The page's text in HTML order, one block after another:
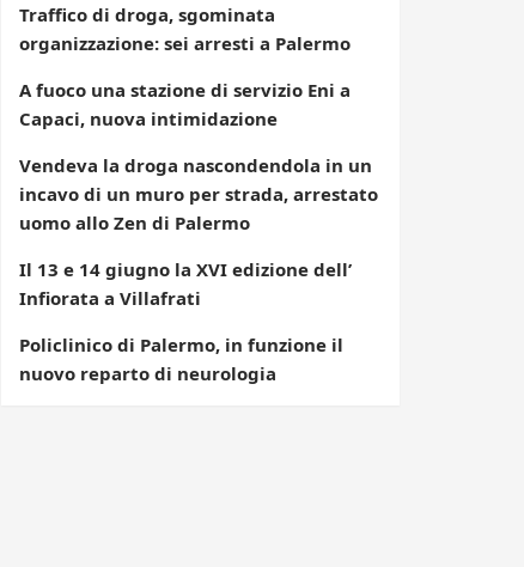
Traffico di droga, sgominata
organizzazione: sei arresti a Palermo
A fuoco una stazione di servizio Eni a
Capaci, nuova intimidazione
Vendeva la droga nascondendola in un
incavo di un muro per strada, arrestato
uomo allo Zen di Palermo
Il 13 e 14 giugno la XVI edizione dell’
Infiorata a Villafrati
Policlinico di Palermo, in funzione il
nuovo reparto di neurologia